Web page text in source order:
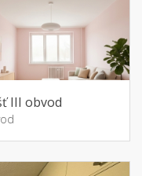
III obvod